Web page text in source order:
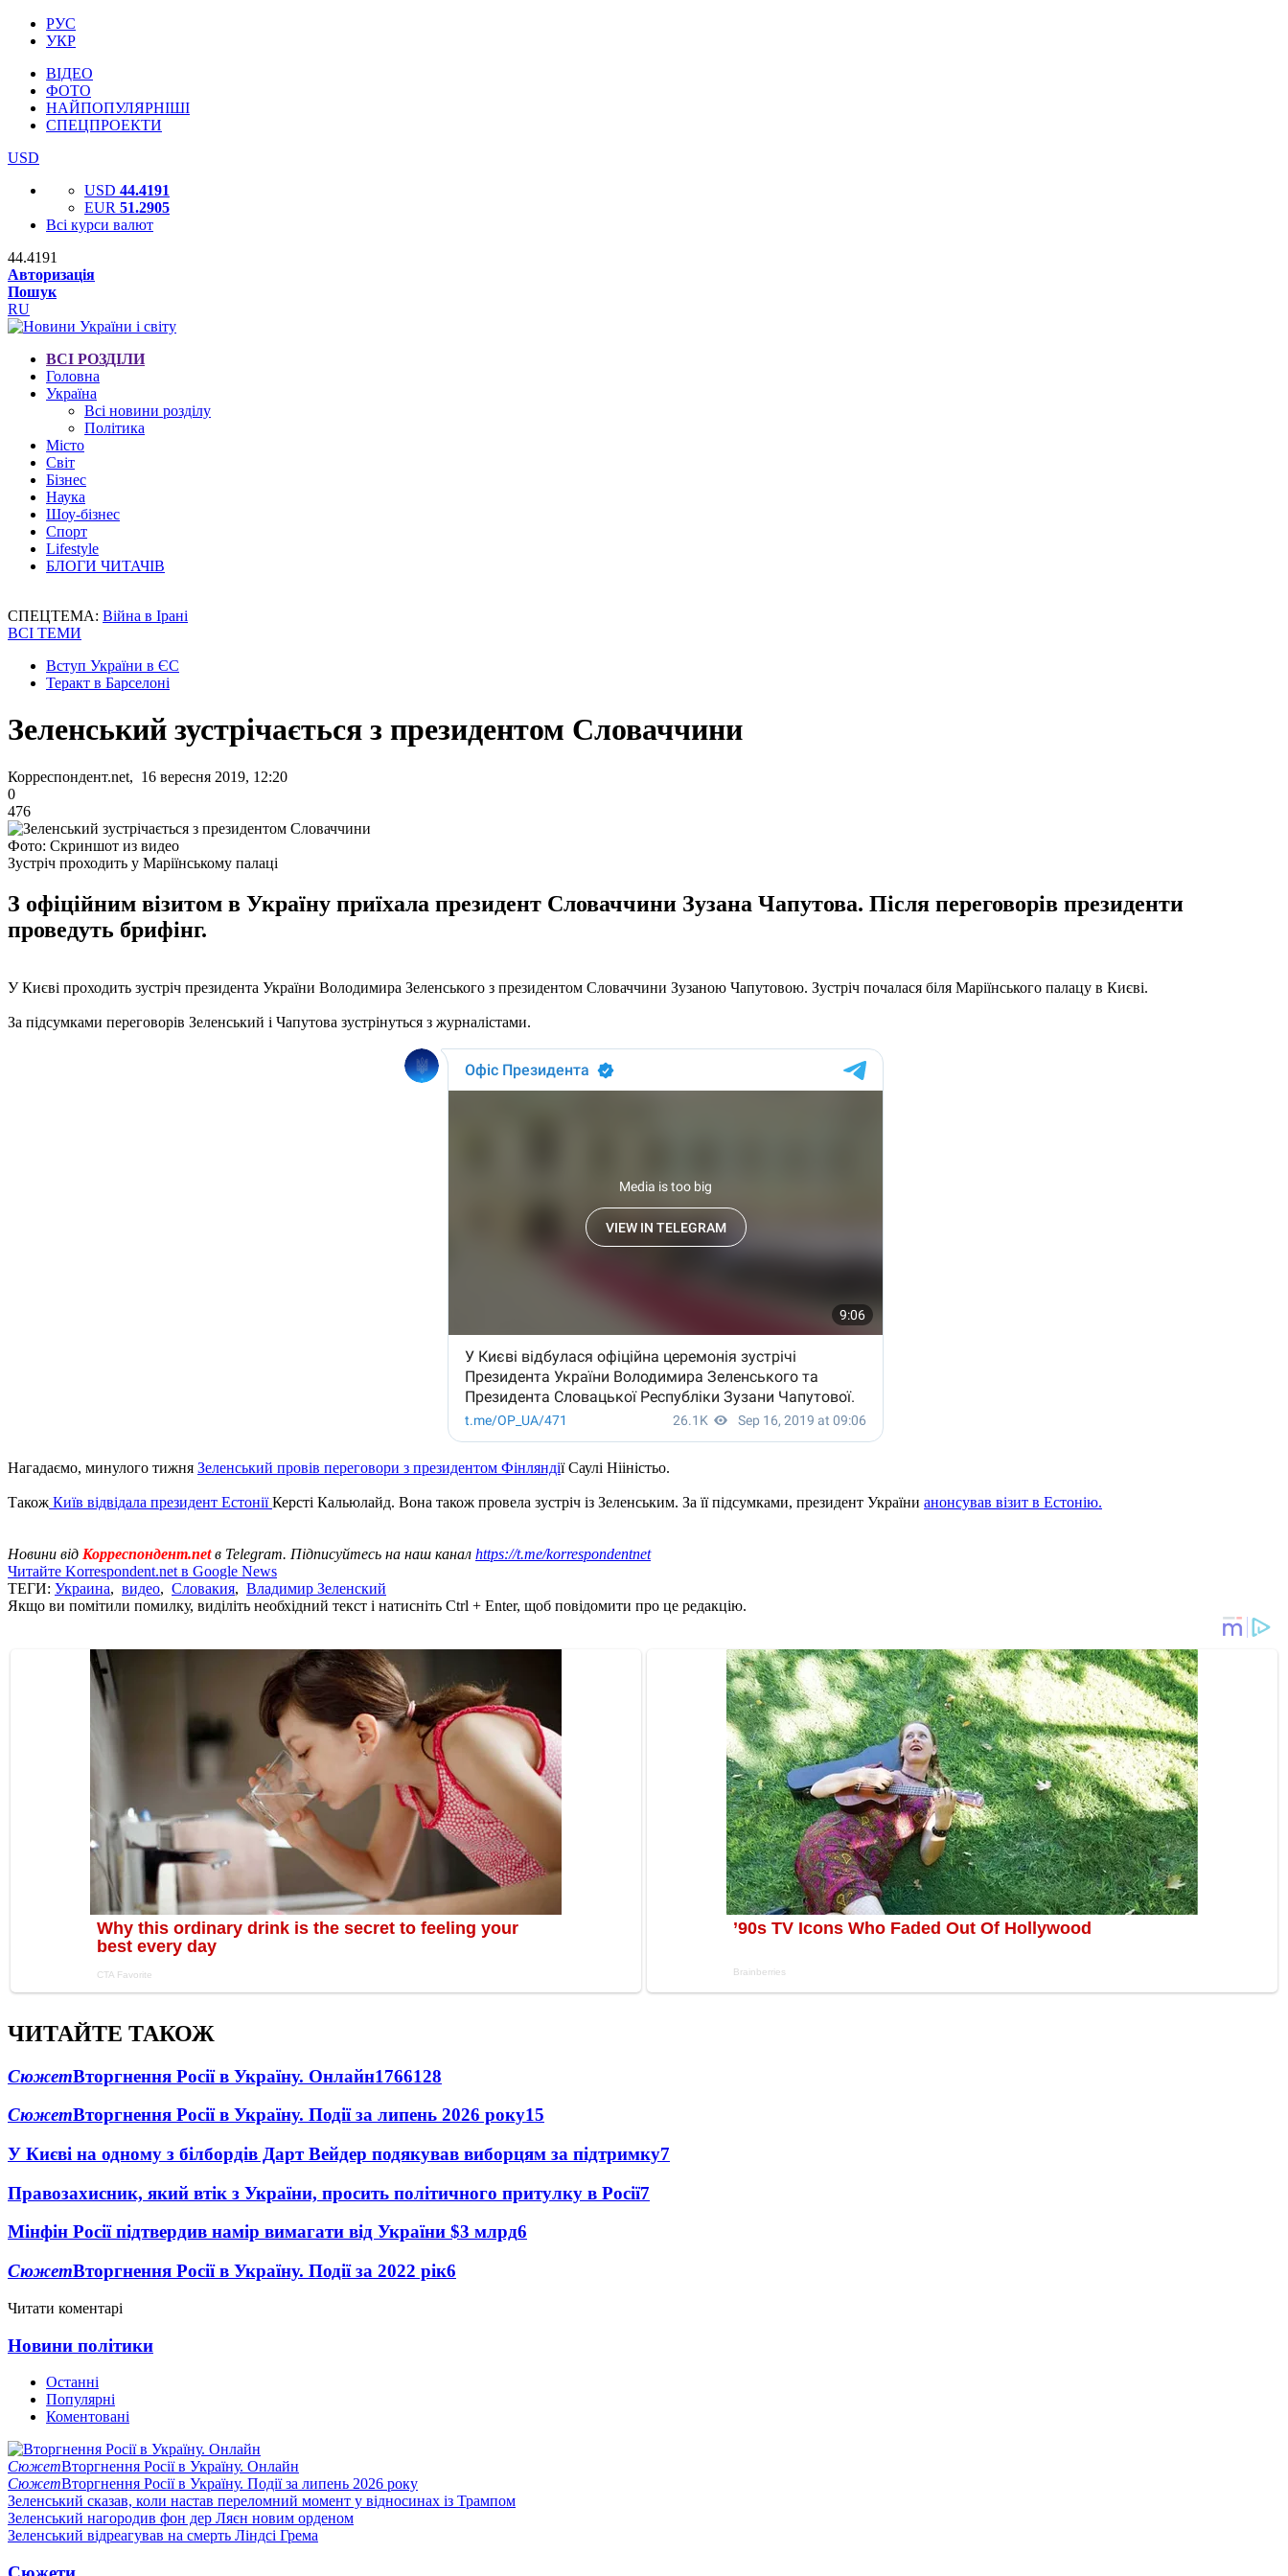
РУС
УКР
ВІДЕО
ФОТО
НАЙПОПУЛЯРНІШІ
СПЕЦПРОЕКТИ
USD
USD 44.4191
EUR 51.2905
Всі курси валют
44.4191
Авторизація
Пошук
RU
ВСІ РОЗДІЛИ
Головна
Україна
Всі новини розділу
Політика
Місто
Світ
Бізнес
Наука
Шоу-бізнес
Спорт
Lifestyle
БЛОГИ ЧИТАЧІВ
СПЕЦТЕМА: Війна в Ірані
ВСІ ТЕМИ
Вступ України в ЄС
Теракт в Барселоні
Зеленський зустрічається з президентом Словаччини
Корреспондент.net, 16 вересня 2019, 12:20
0
476
Фото: Скриншот из видео
Зустріч проходить у Маріїнському палаці
З офіційним візитом в Україну приїхала президент Словаччини Зузана Чапутова. Після переговорів президенти
проведуть брифінг.
У Києві проходить зустріч президента України Володимира Зеленського з президентом Словаччини Зузаною Чапутовою. Зустріч почалася біля Маріїнського палацу в Києві.
За підсумками переговорів Зеленський і Чапутова зустрінуться з журналістами.
Нагадаємо, минулого тижня Зеленський провів переговори з президентом Фінляндії Саулі Нііністьо.
Також Київ відвідала президент ЕстоніїКерсті Кальюлайд. Вона також провела зустріч із Зеленським. За її підсумками, президент України анонсував візит в Естонію.
Новини від Корреспондент.netв Telegram. Підписуйтесь на наш канал https://t.me/korrespondentnet
Читайте Korrespondent.net в Google News
ТЕГИ: Украина, видео, Словакия, Владимир Зеленский
Якщо ви помітили помилку, виділіть необхідний текст і натисніть Ctrl + Enter, щоб повідомити про це редакцію.
ЧИТАЙТЕ ТАКОЖ
СюжетВторгнення Росії в Україну. Онлайн1766128
СюжетВторгнення Росії в Україну. Події за липень 2026 року15
У Києві на одному з білбордів Дарт Вейдер подякував виборцям за підтримку7
Правозахисник, який втік з України, просить політичного притулку в Росії7
Мінфін Росії підтвердив намір вимагати від України $3 млрд6
СюжетВторгнення Росії в Україну. Події за 2022 рік6
Читати коментарі
Новини політики
Останні
Популярні
Коментовані
СюжетВторгнення Росії в Україну. Онлайн
СюжетВторгнення Росії в Україну. Події за липень 2026 року
Зеленський сказав, коли настав переломний момент у відносинах із Трампом
Зеленський нагородив фон дер Ляєн новим орденом
Зеленський відреагував на смерть Ліндсі Грема